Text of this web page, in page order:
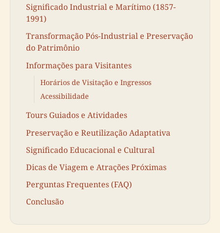
Significado Industrial e Marítimo (1857-
1991)
Transformação Pós-Industrial e Preservação
do Patrimônio
Informações para Visitantes
Horários de Visitação e Ingressos
Acessibilidade
Tours Guiados e Atividades
Preservação e Reutilização Adaptativa
Significado Educacional e Cultural
Dicas de Viagem e Atrações Próximas
Perguntas Frequentes (FAQ)
Conclusão